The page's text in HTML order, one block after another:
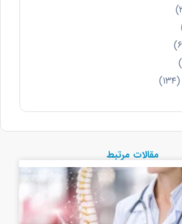
(۱۳۴)
مقالات مرتبط